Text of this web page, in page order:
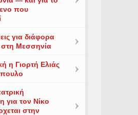
που
για διάφορα
στη Μεσσηνία
η Γιορτή Ελιάς
για τον Νίκο
στην